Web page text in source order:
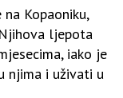
Kopaoniku,
ljepota
iako je
njima i uživati u